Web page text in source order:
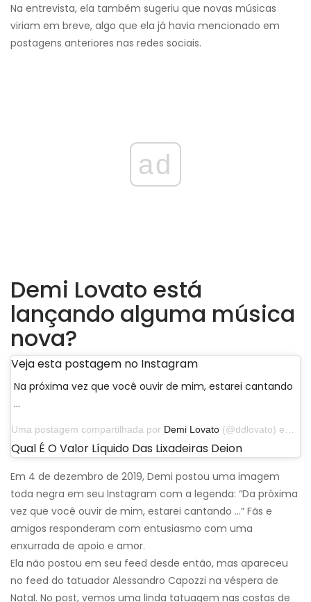
Na entrevista, ela também sugeriu que novas músicas
viriam em breve, algo que ela já havia mencionado em
postagens anteriores nas redes sociais.
ad
Demi Lovato está
lançando alguma música
nova?
Veja esta postagem no Instagram
Na próxima vez que você ouvir de mim, estarei cantando
...
Uma postagem compartilhada por Demi Lovato (@ddlovato) em 4 de dezembro de 2019 às 17h30 PST
Qual É O Valor Líquido Das Lixadeiras Deion
Em 4 de dezembro de 2019, Demi postou uma imagem
toda negra em seu Instagram com a legenda: “Da próxima
vez que você ouvir de mim, estarei cantando ...” Fãs e
amigos responderam com entusiasmo com uma
enxurrada de apoio e amor.
Ela não postou em seu feed desde então, mas apareceu
no feed do tatuador Alessandro Capozzi na véspera de
Natal. No post, vemos uma linda tatuagem nas costas de